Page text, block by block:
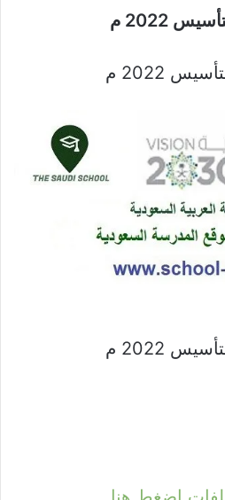
2022 م
2022 م
2022 م